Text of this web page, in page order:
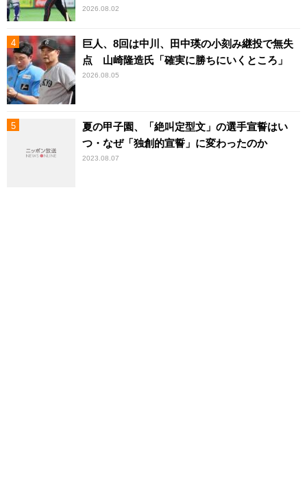
2026.08.02
巨人、8回は中川、田中瑛の小刻み継投で無失
点 山崎隆造氏「確実に勝ちにいくところ」
2026.08.05
夏の甲子園、「絶叫定型文」の選手宣誓はい
つ・なぜ「独創的宣誓」に変わったのか
2023.08.07